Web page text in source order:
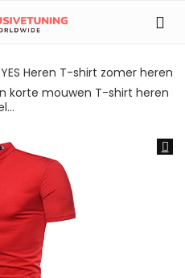
Heren T-shirt zomer heren
korte mouwen T-shirt heren